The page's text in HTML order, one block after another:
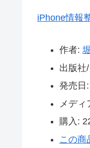
iPhone情報
作者:
出版社
発売日:
メディ
購入 :
この商